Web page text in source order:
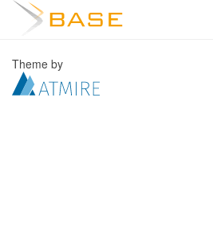
Theme by